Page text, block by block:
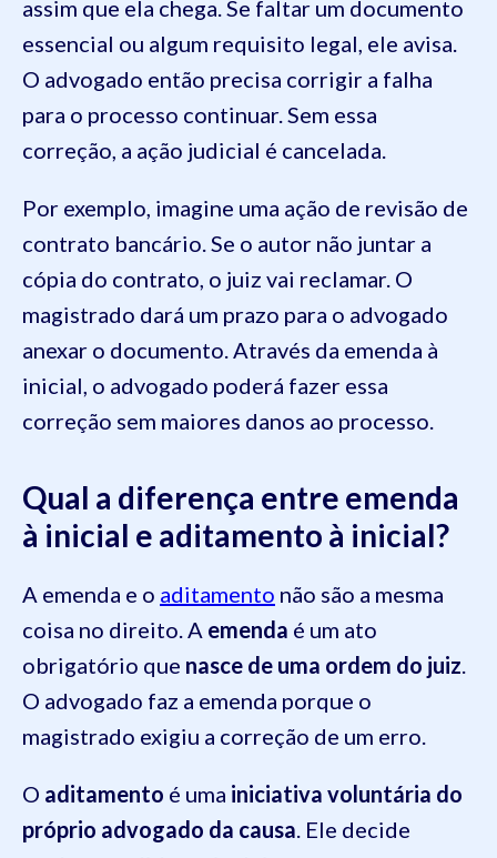
assim que ela chega. Se faltar um documento
essencial ou algum requisito legal, ele avisa.
O advogado então precisa corrigir a falha
para o processo continuar. Sem essa
correção, a ação judicial é cancelada.
Por exemplo, imagine uma ação de revisão de
contrato bancário. Se o autor não juntar a
cópia do contrato, o juiz vai reclamar. O
magistrado dará um prazo para o advogado
anexar o documento. Através da emenda à
inicial, o advogado poderá fazer essa
correção sem maiores danos ao processo.
Qual a diferença entre emenda
à inicial e aditamento à inicial?
A emenda e o aditamento não são a mesma
coisa no direito. A emenda é um ato
obrigatório que nasce de uma ordem do juiz.
O advogado faz a emenda porque o
magistrado exigiu a correção de um erro.
O aditamento é uma iniciativa voluntária do
próprio advogado da causa. Ele decide